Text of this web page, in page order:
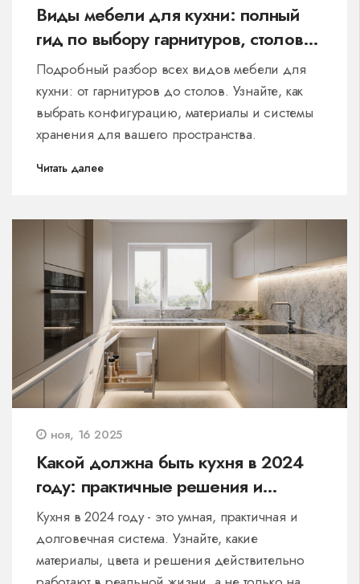
Виды мебели для кухни: полный
гид по выбору гарнитуров, столов и
стульев
Подробный разбор всех видов мебели для
кухни: от гарнитуров до столов. Узнайте, как
выбрать конфигурацию, материалы и системы
хранения для вашего пространства.
Читать далее
ноя, 16 2025
Какой должна быть кухня в 2024
году: практичные решения и
тренды мебели
Кухня в 2024 году - это умная, практичная и
долговечная система. Узнайте, какие
материалы, цвета и решения действительно